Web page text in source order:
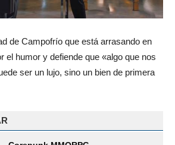
de Campofrío que está arrasando en
el humor y defiende que «algo que nos
ser un lujo, sino un bien de primera